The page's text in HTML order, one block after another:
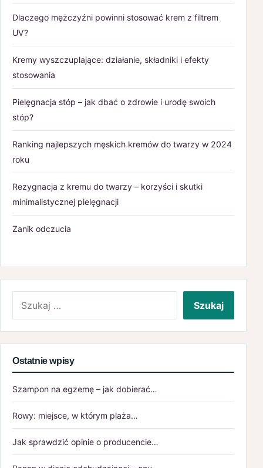
Dlaczego mężczyźni powinni stosować krem z filtrem
UV?
Kremy wyszczuplające: działanie, składniki i efekty
stosowania
Pielęgnacja stóp – jak dbać o zdrowie i urodę swoich
stóp?
Ranking najlepszych męskich kremów do twarzy w 2024
roku
Rezygnacja z kremu do twarzy – korzyści i skutki
minimalistycznej pielęgnacji
Zanik odczucia
Ostatnie wpisy
Szampon na egzemę – jak dobierać…
Rowy: miejsce, w którym plaża…
Jak sprawdzić opinie o producencie…